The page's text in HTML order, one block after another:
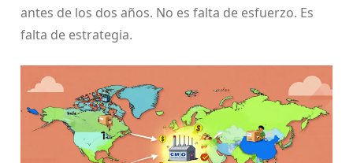
antes de los dos años. No es falta de esfuerzo. Es
falta de estrategia.